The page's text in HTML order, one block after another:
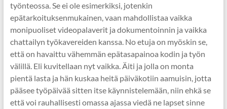
työnteossa. Se ei ole esimerkiksi, jotenkin
epätarkoituksenmukainen, vaan mahdollistaa vaikka
monipuoliset videopalaverit ja dokumentoinnin ja vaikka
chattailyn työkavereiden kanssa. No etuja on myöskin se,
että on havaittu vähemmän epätasapainoa kodin ja työn
välillä. Eli kuvitellaan nyt vaikka. Äiti ja jolla on monta
pientä lasta ja hän kuskaa heitä päiväkotiin aamuisin, jotta
pääsee työpäivää sitten itse käynnistelemään, niin ehkä se
että voi rauhallisesti omassa ajassa viedä ne lapset sinne